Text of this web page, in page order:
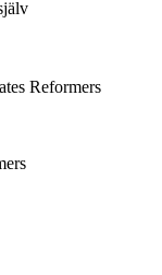
Reformers